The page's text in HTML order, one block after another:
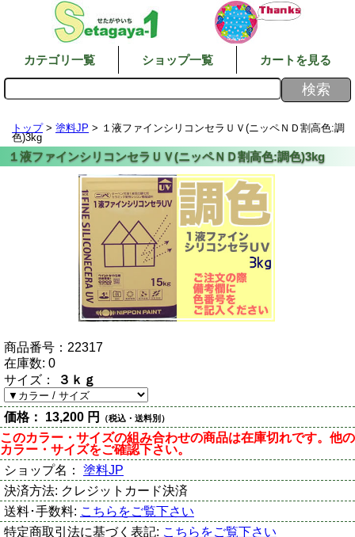
カテゴリ一覧 ショップ一覧 カートを見る
トップ> 塗料JP > １液ファインシリコンセラＵＶ(ニッペＮＤ割高色:調
色)3kg
商品番号： 22317
在庫数: 0
サイズ： ３ｋｇ
価格： 13,200 円 （税込・送料別）
このカラー・サイズの組み合わせの商品は在庫切れです。他の
カラー・サイズをご確認下さい。
ショップ名： 塗料JP
決済方法: クレジットカード決済
送料･手数料: こちらをご覧下さい
特定商取引法に基づく表記: こちらをご覧下さい